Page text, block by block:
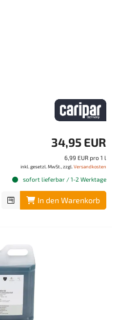
34,95 EUR
6,99 EUR pro 1 l
inkl. gesetzl. MwSt., zzgl. Versandkosten
sofort lieferbar / 1-2 Werktage
In den Warenkorb